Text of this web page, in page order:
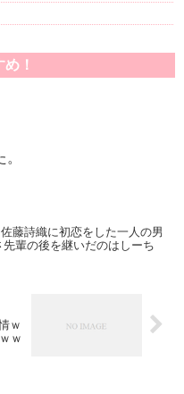
！
佐藤詩織に初恋をした一人の男
先輩の後を継いだのはしーち
ｗ
ｗ